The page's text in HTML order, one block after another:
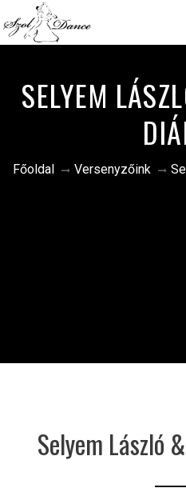
SELYEM
Főoldal Versenyzőink
Selyem László